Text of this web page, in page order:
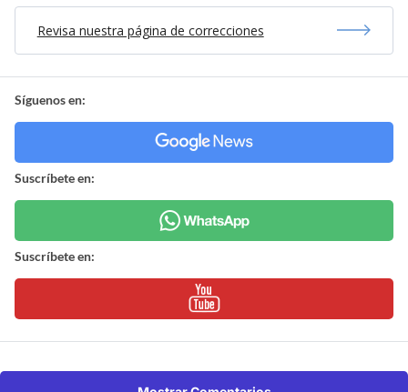
Revisa nuestra página de correcciones
Síguenos en:
Suscríbete en:
Suscríbete en: